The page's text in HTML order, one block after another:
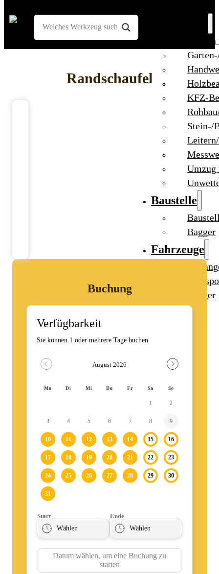
KFZ-
Stein-/
Umzug
Baustelle
Bagger
Fahrzeuge
Bagger
Ratgeber
Randschaufel
Buchung